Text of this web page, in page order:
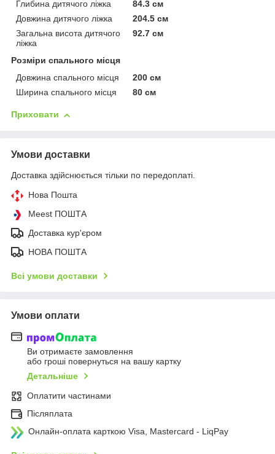
Глибина дитячого ліжка
84.3 см
Довжина дитячого ліжка
204.5 см
Загальна висота дитячого
ліжка
92.7 см
Розміри спального місця
Довжина спального місця
200 см
Ширина спального місця
80 см
Приховати
Умови доставки
Доставка здійснюється тільки по передоплаті.
Нова Пошта
Meest ПОШТА
Доставка кур'єром
НОВА ПОШТА
Всі умови доставки
Умови оплати
Ви отримаєте замовлення
або гроші повернуться на вашу картку
Детальніше
Оплатити частинами
Післяплата
Онлайн-оплата карткою Visa, Mastercard - LiqPay